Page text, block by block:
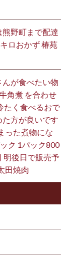
野町まで配達
ロおかず 椿苑
が食べたい物
角煮 を合わせ
たく食べるおで
方が良いです
った煮物にな
ク 1パック800
明後日で販売予
田焼肉